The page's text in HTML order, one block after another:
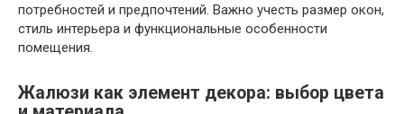
потребностей и предпочтений. Важно учесть размер окон,
стиль интерьера и функциональные особенности
помещения.
Жалюзи как элемент декора: выбор цвета